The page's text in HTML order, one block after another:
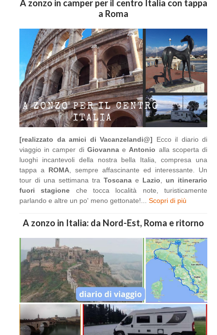
A zonzo in camper per il centro Italia con tappa
a Roma
[realizzato da amici di Vacanzelandi@] Ecco il diario di
viaggio in camper di Giovannae Antonio alla scoperta di
luoghi incantevoli della nostra bella Italia, compresa una
tappa a ROMA , sempre affascinante ed interessante. Un
tour di una settimana tra Toscana e Lazio
un itinerario
fuori stagione che tocca località note, turisticamente
parlando e altre un po' meno gettonate!...
Scopri di più
A zonzo in Italia: da Nord-Est, Roma e ritorno